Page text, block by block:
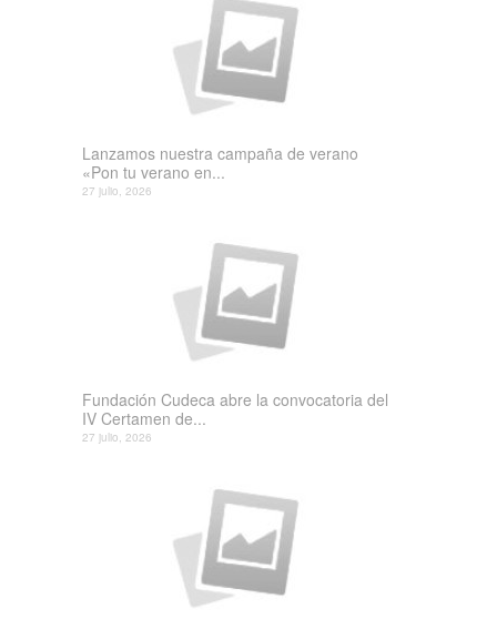
Lanzamos nuestra campaña de verano
«Pon tu verano en...
27 julio, 2026
Fundación Cudeca abre la convocatoria del
IV Certamen de...
27 julio, 2026